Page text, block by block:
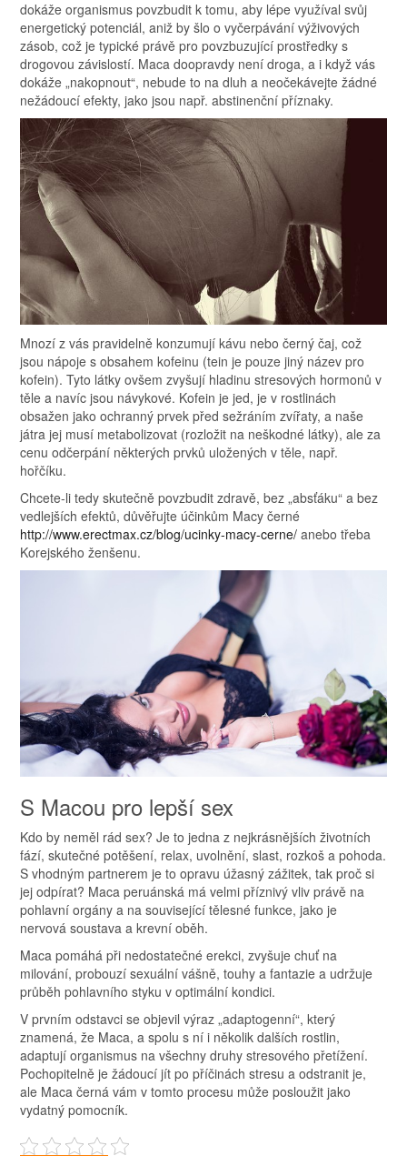
dokáže organismus povzbudit k tomu, aby lépe využíval svůj
energetický potenciál, aniž by šlo o vyčerpávání výživových
zásob, což je typické právě pro povzbuzující prostředky s
drogovou závislostí. Maca doopravdy není droga, a i když vás
dokáže „nakopnout“, nebude to na dluh a neočekávejte žádné
nežádoucí efekty, jako jsou např. abstinenční příznaky.
Mnozí z vás pravidelně konzumují kávu nebo černý čaj, což
jsou nápoje s obsahem kofeinu (tein je pouze jiný název pro
kofein). Tyto látky ovšem zvyšují hladinu stresových hormonů v
těle a navíc jsou návykové. Kofein je jed, je v rostlinách
obsažen jako ochranný prvek před sežráním zvířaty, a naše
játra jej musí metabolizovat (rozložit na neškodné látky), ale za
cenu odčerpání některých prvků uložených v těle, např.
hořčíku.
Chcete-li tedy skutečně povzbudit zdravě, bez „absťáku“ a bez
vedlejších efektů, důvěřujte účinkům Macy černé
http://www.erectmax.cz/blog/ucinky-macy-cerne/ anebo třeba
Korejského ženšenu.
S Macou pro lepší sex
Kdo by neměl rád sex? Je to jedna z nejkrásnějších životních
fází, skutečné potěšení, relax, uvolnění, slast, rozkoš a pohoda.
S vhodným partnerem je to opravu úžasný zážitek, tak proč si
jej odpírat? Maca peruánská má velmi příznivý vliv právě na
pohlavní orgány a na související tělesné funkce, jako je
nervová soustava a krevní oběh.
Maca pomáhá při nedostatečné erekci, zvyšuje chuť na
milování, probouzí sexuální vášně, touhy a fantazie a udržuje
průběh pohlavního styku v optimální kondici.
V prvním odstavci se objevil výraz „adaptogenní“, který
znamená, že Maca, a spolu s ní i několik dalších rostlin,
adaptují organismus na všechny druhy stresového přetížení.
Pochopitelně je žádoucí jít po příčinách stresu a odstranit je,
ale Maca černá vám v tomto procesu může posloužit jako
vydatný pomocník.